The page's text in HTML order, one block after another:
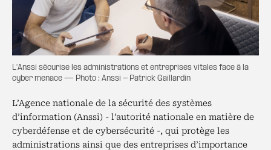
L'Anssi sécurise les administrations et entreprises vitales face à la
cyber menace — Photo : Anssi - Patrick Gaillardin
L’Agence nationale de la sécurité des systèmes
d’information (Anssi) - l’autorité nationale en matière de
cyberdéfense et de cybersécurité -, qui protège les
administrations ainsi que des entreprises d’importance